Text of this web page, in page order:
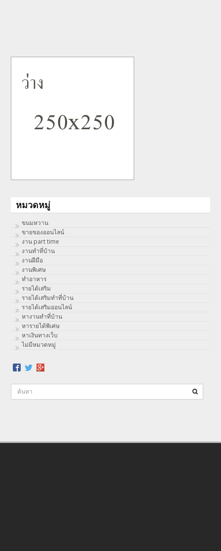
หมวดหมู่
ขนมหวาน
ขายของออนไลน์
งาน part time
งานทําที่บ้าน
งานฝีมือ
งานพิเศษ
ทําอาหาร
รายได้เสริม
รายได้เสริมทำที่บ้าน
รายได้เสริมออนไลน์
หางานทำที่บ้าน
หารายได้พิเศษ
หาเงินทางเว็บ
ไม่มีหมวดหมู่